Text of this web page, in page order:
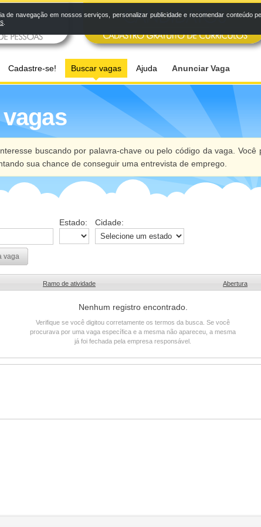
Cadastre-se! Buscar vagas Ajuda Anunciar Vaga
buscando por palavra-chave ou pelo código da vaga.
sua chance de conseguir uma entrevista de emprego.
Estado: Cidade:
vaga
Ramo de atividade Abertura
Nenhum registro encontrado.
Verifique se você digitou corretamente os termos da busca. Se você
procurava por uma vaga específica e a mesma não apareceu, a mesma
já foi fechada pela empresa responsável.
navegação em nossos serviços, personalizar publicidade e recomendar conteúdo